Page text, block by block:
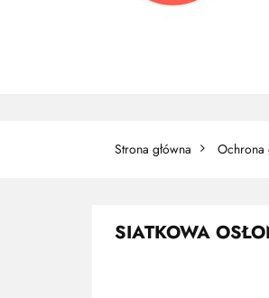
Strona główna Ochrona
SIATKOWA